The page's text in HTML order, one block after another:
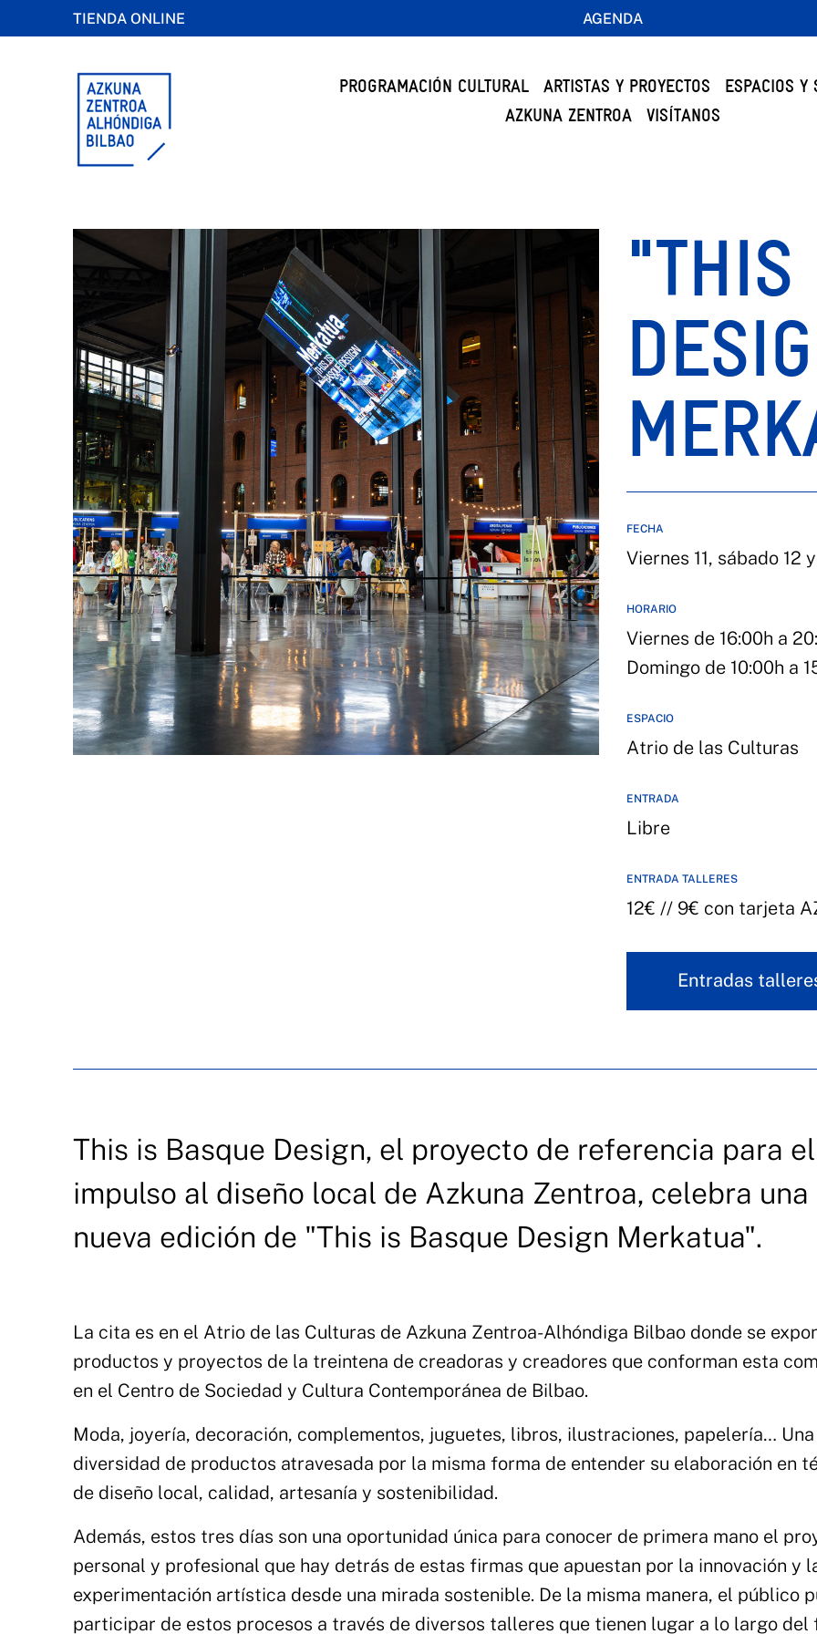
TIENDA ONLINE AGENDA
PROGRAMACIÓN CULTURAL ARTISTAS Y PROYECTOS
ESPACIOS Y
AZKUNA ZENTROA
VISÍTANOS
FECHA
Viernes 11, sábado 12
HORARIO
Viernes de 16:00h a
Domingo de 10:00h a
ESPACIO
Atrio de las Culturas
ENTRADA
Libre
ENTRADA TALLERES
12€ // 9€ con tarjeta
Entradas
This is Basque Design, el proyecto de referencia para el
impulso al diseño local de Azkuna Zentroa, celebra una
nueva edición de "This is Basque Design Merkatua".
La cita es en el Atrio de las Culturas de Azkuna Zentroa-Alhóndiga Bilbao donde se
productos y proyectos de la treintena de creadoras y creadores que conforman esta
en el Centro de Sociedad y Cultura Contemporánea de Bilbao.
Moda, joyería, decoración, complementos, juguetes, libros, ilustraciones, papelería… Una
diversidad de productos atravesada por la misma forma de entender su elaboración en
de diseño local, calidad, artesanía y sostenibilidad.
Además, estos tres días son una oportunidad única para conocer de primera mano el
personal y profesional que hay detrás de estas firmas que apuestan por la innovación y
experimentación artística desde una mirada sostenible. De la misma manera, el público
participar de estos procesos a través de diversos talleres que tienen lugar a lo largo del